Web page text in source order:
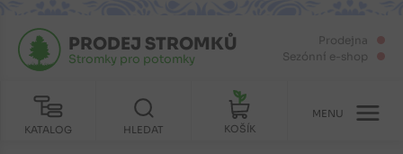
Prodejna
Sezónní e-shop
KATALOG
PRODEJ STROMKŮ
Stromky pro potomky
HLEDAT KOŠÍK
MENU